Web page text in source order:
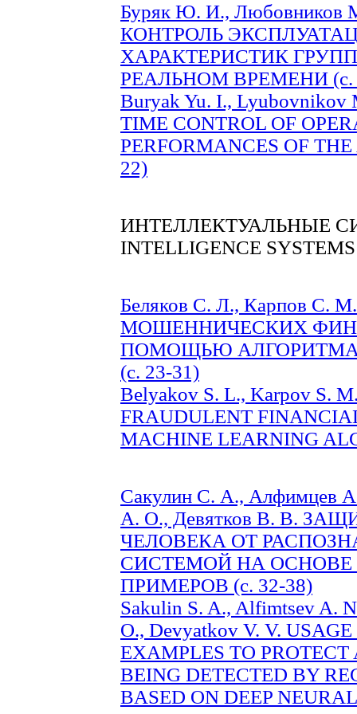
Буряк Ю. И., Любовников
КОНТРОЛЬ
ХАРАКТЕРИСТИК
РЕАЛЬНОМ ВРЕМЕНИ (c.
Buryak Yu. I., Lyubovnikov
TIME CONTROL OF
PERFORMANCES OF
22)
ИНТЕЛЛЕКТУАЛЬНЫЕ
INTELLIGENCE SYSTEMS
Беляков С. Л., Карпов
МОШЕННИЧЕСКИХ
ПОМОЩЬЮ
(c. 23-31)
Belyakov S. L., Karpov S.
FRAUDULENT
MACHINE LEARNING
Сакулин С. А., Алфимцев
А. О., Девятков В. В.
ЧЕЛОВЕКА ОТ
СИСТЕМОЙ НА ОСНОВЕ
ПРИМЕРОВ (c. 32-38)
Sakulin S. A., Alfimtsev A.
O., Devyatkov V. V.
EXAMPLES TO
BEING DETECTED BY
BASED ON DEEP